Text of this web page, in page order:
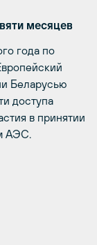
месяцев
года по
Беларусью
доступа
в принятии
АЭС.